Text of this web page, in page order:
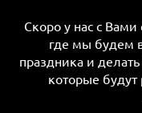
Скоро у нас с Вами
где мы будем
праздника и
которые